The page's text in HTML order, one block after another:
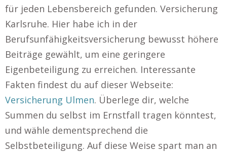
für jeden Lebensbereich gefunden. Versicherung
Karlsruhe. Hier habe ich in der
Berufsunfähigkeitsversicherung bewusst höhere
Beiträge gewählt, um eine geringere
Eigenbeteiligung zu erreichen. Interessante
Fakten findest du auf dieser Webseite:
Versicherung Ulmen. Überlege dir, welche
Summen du selbst im Ernstfall tragen könntest,
und wähle dementsprechend die
Selbstbeteiligung. Auf diese Weise spart man an